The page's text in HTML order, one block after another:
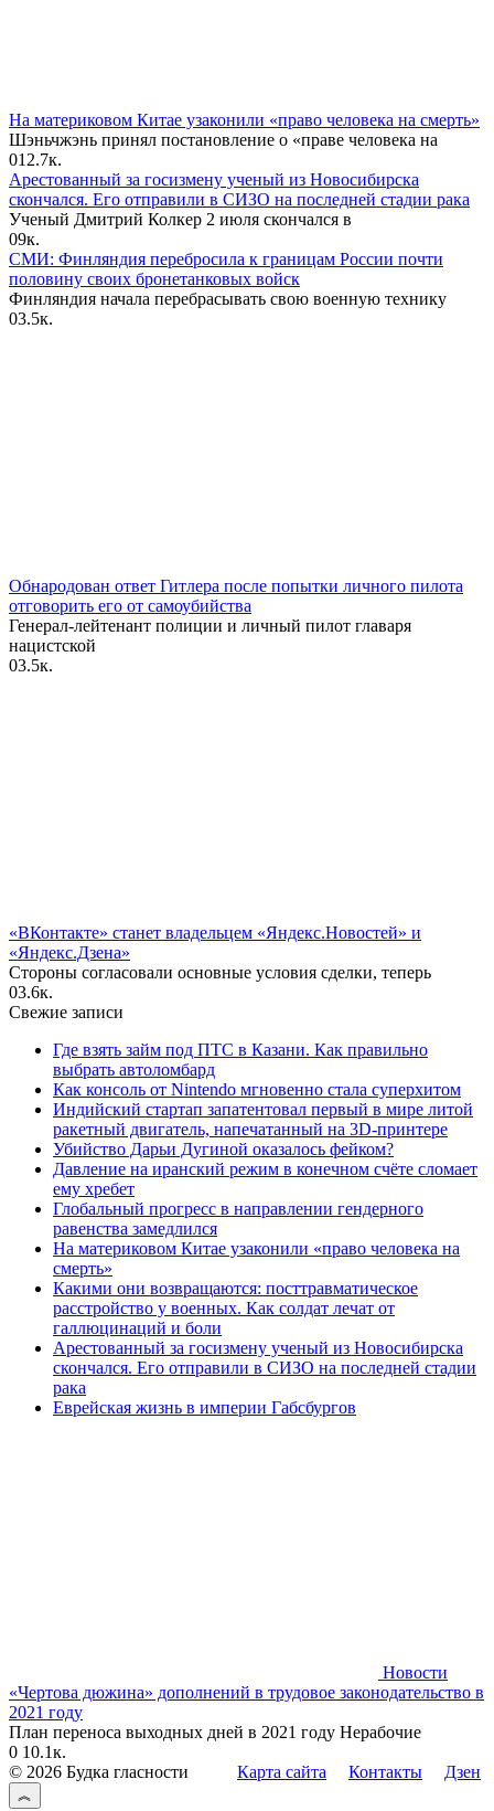
На материковом Китае узаконили «право человека на смерть»
Шэньчжэнь принял постановление о «праве человека на
012.7к.
Арестованный за госизмену ученый из Новосибирска
скончался. Его отправили в СИЗО на последней стадии рака
Ученый Дмитрий Колкер 2 июля скончался в
09к.
СМИ: Финляндия перебросила к границам России почти
половину своих бронетанковых войск
Финляндия начала перебрасывать свою военную технику
03.5к.
Обнародован ответ Гитлера после попытки личного пилота
отговорить его от самоубийства
Генерал-лейтенант полиции и личный пилот главаря
нацистской
03.5к.
«ВКонтакте» станет владельцем «Яндекс.Новостей» и
«Яндекс.Дзена»
Стороны согласовали основные условия сделки, теперь
03.6к.
Свежие записи
Где взять займ под ПТС в Казани. Как правильно
выбрать автоломбард
Как консоль от Nintendo мгновенно стала суперхитом
Индийский стартап запатентовал первый в мире литой
ракетный двигатель, напечатанный на 3D-принтере
Убийство Дарьи Дугиной оказалось фейком?
Давление на иранский режим в конечном счёте сломает
ему хребет
Глобальный прогресс в направлении гендерного
равенства замедлился
На материковом Китае узаконили «право человека на
смерть»
Какими они возвращаются: посттравматическое
расстройство у военных. Как солдат лечат от
галлюцинаций и боли
Арестованный за госизмену ученый из Новосибирска
скончался. Его отправили в СИЗО на последней стадии
рака
Еврейская жизнь в империи Габсбургов
Новости
«Чертова дюжина» дополнений в трудовое законодательство в
2021 году
План переноса выходных дней в 2021 году Нерабочие
0 10.1к.
© 2026 Будка гласности Карта сайта Контакты Дзен